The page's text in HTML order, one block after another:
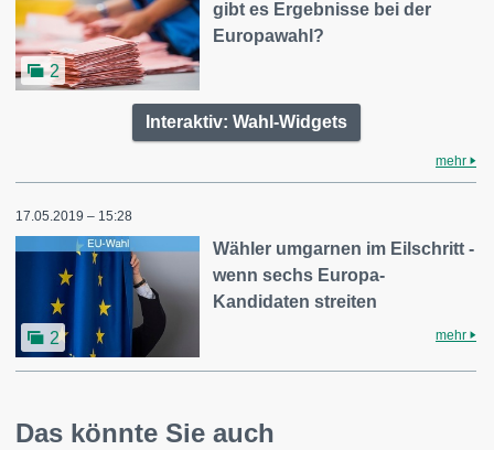
2
gibt es Ergebnisse bei der
Europawahl?
Interaktiv: Wahl-Widgets
mehr
17.05.2019 – 15:28
2
Wähler umgarnen im Eilschritt -
wenn sechs Europa-
Kandidaten streiten
mehr
Das könnte Sie auch